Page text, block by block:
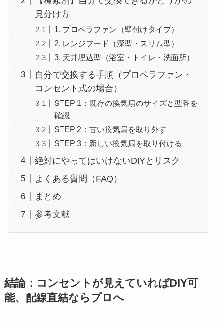
見分け方
1. プロペラファン（壁付けタイプ）
2. レンジフード（深型・スリム型）
3. 天井埋込型（浴室・トイレ・洗面所）
自分で交換する手順（プロペラファン・
コンセント式の場合）
STEP 1：既存の換気扇のサイズと型番を
確認
STEP 2：古い換気扇を取り外す
STEP 3：新しい換気扇を取り付ける
絶対にやってはいけないDIYとリスク
よくある質問（FAQ）
まとめ
参考文献
結論：コンセントが見えていればDIY可
能、配線直結ならプロへ